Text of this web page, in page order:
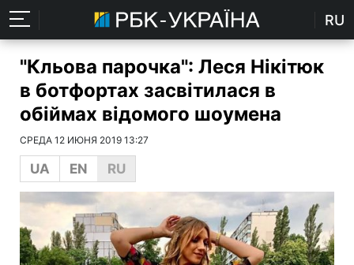
RU
"Кльова парочка": Леся Нікітюк
в ботфортах засвітилася в
обіймах відомого шоумена
СРЕДА 12 ИЮНЯ 2019 13:27
UA EN RU